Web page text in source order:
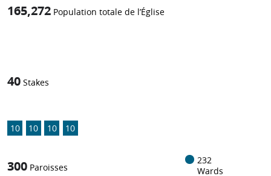
165,272 Population totale de l’Église
40 Stakes
10 10 10 10
300 Paroisses
232
Wards